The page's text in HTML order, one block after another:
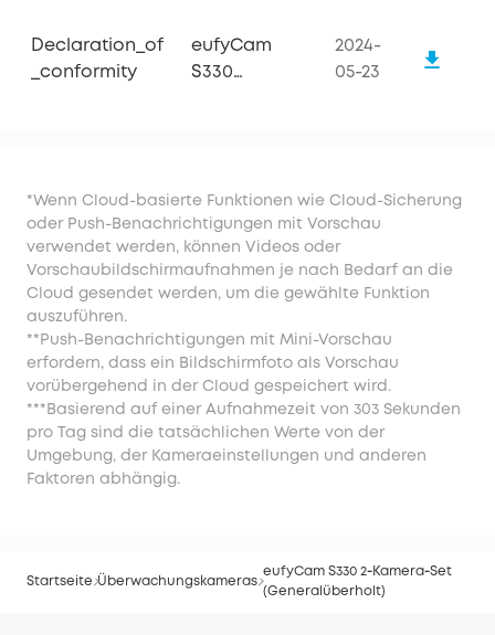
Declaration_of
_conformity
eufyCam
S330
2024-
05-23
*Wenn Cloud-basierte Funktionen wie Cloud-Sicherung
oder Push-Benachrichtigungen mit Vorschau
verwendet werden, können Videos oder
Vorschaubildschirmaufnahmen je nach Bedarf an die
Cloud gesendet werden, um die gewählte Funktion
auszuführen.
**Push-Benachrichtigungen mit Mini-Vorschau
erfordern, dass ein Bildschirmfoto als Vorschau
vorübergehend in der Cloud gespeichert wird.
***Basierend auf einer Aufnahmezeit von 303 Sekunden
pro Tag sind die tatsächlichen Werte von der
Umgebung, der Kameraeinstellungen und anderen
Faktoren abhängig.
Startseite Überwachungskameras
eufyCam S330 2‑Kamera‑Set
(Generalüberholt)